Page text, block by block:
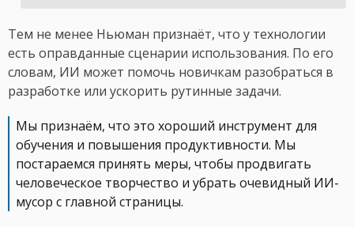
Тем не менее Ньюман признаёт, что у технологии
есть оправданные сценарии использования. По его
словам, ИИ может помочь новичкам разобраться в
разработке или ускорить рутинные задачи.
Мы признаём, что это хороший инструмент для
обучения и повышения продуктивности. Мы
постараемся принять меры, чтобы продвигать
человеческое творчество и убрать очевидный ИИ-
мусор с главной страницы.